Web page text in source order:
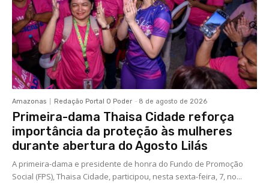
Amazonas Redação Portal O Poder - 8 de agosto de 2026
Primeira-dama Thaisa Cidade reforça
importância da proteção às mulheres
durante abertura do Agosto Lilás
A primeira-dama e presidente de honra do Fundo de Promoção
Social (FPS), Thaisa Cidade, participou, nesta sexta-feira, 7, no...